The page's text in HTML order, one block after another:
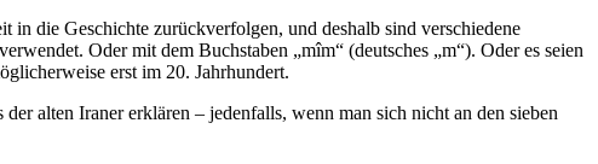
die Geschichte zurückverfolgen, und deshalb sind verschiedene
Oder mit dem Buchstaben „mîm“ (deutsches „m“). Oder es seien
erst im 20. Jahrhundert.
alten Iraner erklären – jedenfalls, wenn man sich nicht an den sieben